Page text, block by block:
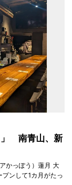
」 南青山、新
かっぽう）蓮月 大
ンして1カ月がたっ